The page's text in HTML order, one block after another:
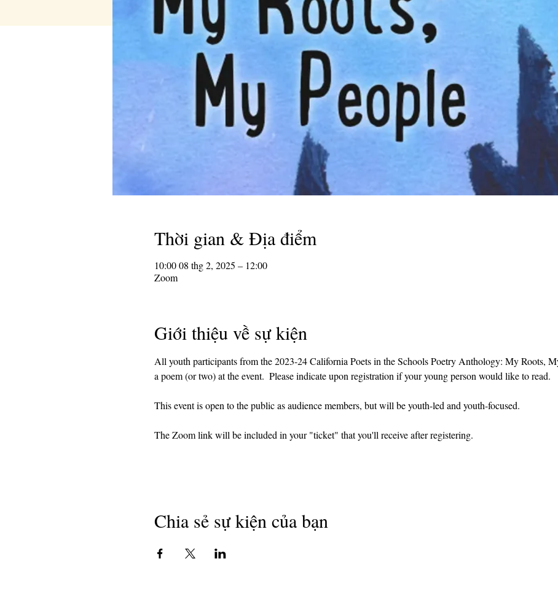
Thời gian & Địa điểm
10:00 08 thg 2, 2025 – 12:00
Zoom
Giới thiệu về sự kiện
All youth participants from the 2023-24 California Poets in the Schools Poetry Anthology: My Roots,
a poem (or two) at the event.  Please indicate upon registration if your young person would like to read.
This event is open to the public as audience members, but will be youth-led and youth-focused.
The Zoom link will be included in your "ticket" that you'll receive after registering.
Chia sẻ sự kiện của bạn